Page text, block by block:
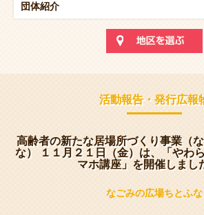
団体紹介
活動報告・発行広報
高齢者の新たな居場所づくり事業（
な） １１月２１日（金）は、「やわ
マホ講座」を開催しま
なごみの広場ちとふな